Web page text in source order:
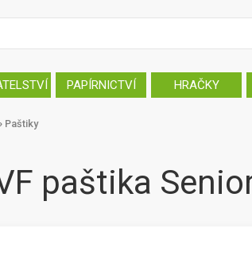
PAPÍRNICTVÍ HRAČKY
Paštiky
paštika